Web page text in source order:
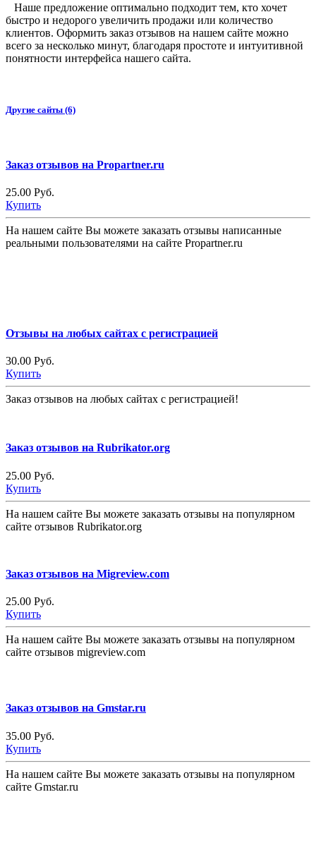
Наше предложение оптимально подходит тем, кто хочет
быстро и недорого увеличить продажи или количество
клиентов. Оформить заказ отзывов на нашем сайте можно
всего за несколько минут, благодаря простоте и интуитивной
понятности интерфейса нашего сайта.
Другие сайты (6)
Заказ отзывов на Propartner.ru
25.00 Руб.
Купить
На нашем сайте Вы можете заказать отзывы написанные
реальными пользователями на сайте Propartner.ru
Отзывы на любых сайтах с регистрацией
30.00 Руб.
Купить
Заказ отзывов на любых сайтах с регистрацией!
Заказ отзывов на Rubrikator.org
25.00 Руб.
Купить
На нашем сайте Вы можете заказать отзывы на популярном
сайте отзывов Rubrikator.org
Заказ отзывов на Migreview.com
25.00 Руб.
Купить
На нашем сайте Вы можете заказать отзывы на популярном
сайте отзывов migreview.com
Заказ отзывов на Gmstar.ru
35.00 Руб.
Купить
На нашем сайте Вы можете заказать отзывы на популярном
сайте Gmstar.ru